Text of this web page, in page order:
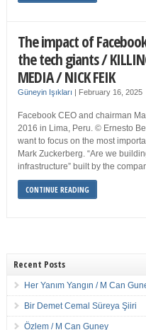
The impact of
the tech giants /
MEDIA / NICK FEIK
Güneyin Işıkları | February 16, 2025
Facebook CEO and chairman
2016 in Lima, Peru. © Ernesto
want to focus on the most
Mark Zuckerberg. “Are we
infrastructure” built by the
CONTINUE READING
Recent Posts
Her Yanım Yangın / M Can
Bir Demet Cemal Süreya Şiiri
Özlem / M Can Guney